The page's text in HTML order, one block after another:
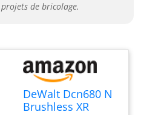
de bricolage.
DeWalt Dcn680 N
Brushless XR